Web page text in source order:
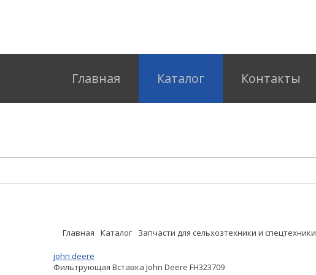
Главная Каталог Контакты
Главная Каталог Запчасти для сельхозтехники и спецтехники
john deere
Фильтрующая Вставка John Deere FH323709